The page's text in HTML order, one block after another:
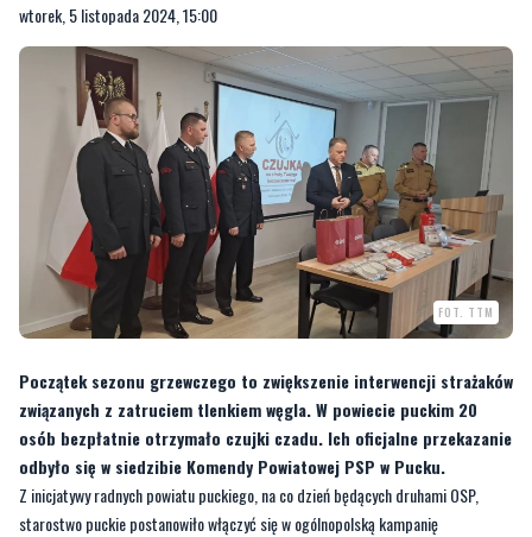
wtorek, 5 listopada 2024, 15:00
FOT. TTM
Początek sezonu grzewczego to zwiększenie interwencji strażaków
związanych z zatruciem tlenkiem węgla. W powiecie puckim 20
osób bezpłatnie otrzymało czujki czadu. Ich oficjalne przekazanie
odbyło się w siedzibie Komendy Powiatowej PSP w Pucku.
Z inicjatywy radnych powiatu puckiego, na co dzień będących druhami OSP,
starostwo puckie postanowiło włączyć się w ogólnopolską kampanię